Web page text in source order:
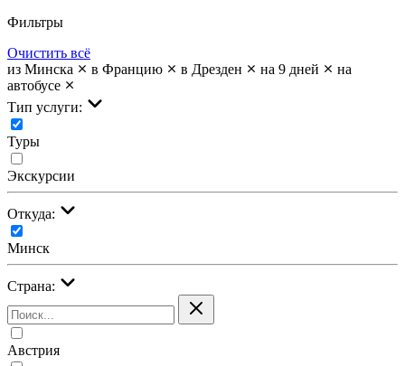
Фильтры
Очистить всё
из Минска
в Францию в Дрезден на 9 дней
на
автобусе
Тип услуги:
Туры
Экскурсии
Откуда:
Минск
Страна:
Австрия